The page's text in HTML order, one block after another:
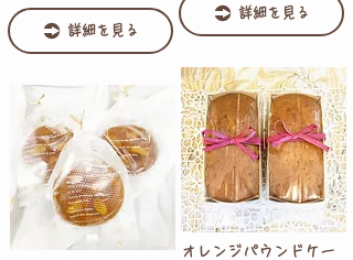
詳細を見る
詳細を見る
オレンジパウンドケー